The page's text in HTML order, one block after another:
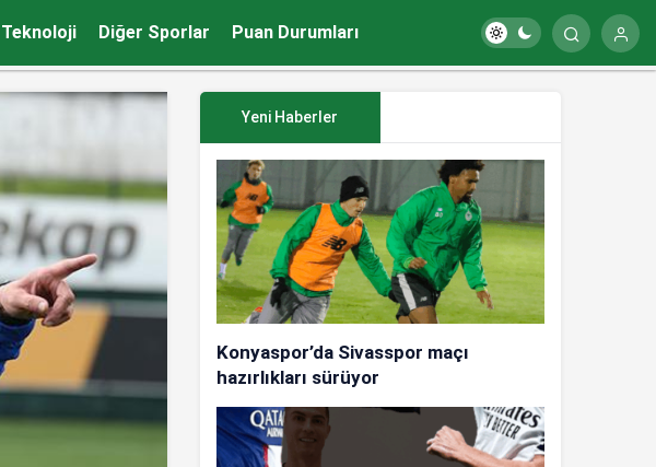
Teknoloji Diğer Sporlar Puan Durumları
Yeni Haberler
Konyaspor’da Sivasspor maçı
hazırlıkları sürüyor